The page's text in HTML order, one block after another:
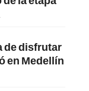
de disfrutar
en Medellín